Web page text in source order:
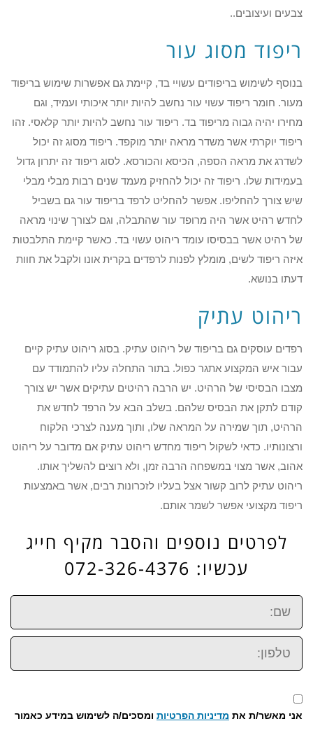
צבעים ועיצובים..
ריפוד מסוג עור
בנוסף לשימוש בריפודים עשויי בד, קיימת גם אפשרות שימוש בריפוד
מעור. חומר ריפוד עשוי עור נחשב להיות יותר איכותי ועמיד, וגם
מחירו יהיה גבוה מריפוד בד. ריפוד עור נחשב להיות יותר קלאסי. זהו
ריפוד יוקרתי אשר משדר מראה יותר מוקפד. ריפוד מסוג זה יכול
לשדרג את מראה הספה, הכיסא והכורסא. לסוג ריפוד זה יתרון גדול
בעמידות שלו. ריפוד זה יכול להחזיק מעמד שנים רבות מבלי מבלי
שיש צורך להחליפו. אפשר להחליט לרפד בריפוד עור גם בשביל
לחדש רהיט אשר היה מרופד עור שהתבלה, וגם לצורך שינוי מראה
של רהיט אשר בבסיסו עומד ריהוט עשוי בד. כאשר קיימת התלבטות
איזה ריפוד לשים, מומלץ לפנות לרפדים בקרית אונו ולקבל את חוות
דעתו בנושא.
ריהוט עתיק
רפדים עוסקים גם בריפוד של ריהוט עתיק. בסוג ריהוט עתיק קיים
עבור איש המקצוע אתגר כפול. בתור התחלה עליו להתמודד עם
מצבו הבסיסי של הרהיט. יש הרבה רהיטים עתיקים אשר יש צורך
קודם לתקן את הבסיס שלהם. בשלב הבא על הרפד לחדש את
הרהיט, תוך שמירה על המראה שלו, ותוך מענה לצרכי הלקוח
ורצונותיו. כדאי לשקול ריפוד מחדש ריהוט עתיק אם מדובר על ריהוט
אהוב, אשר מצוי במשפחה הרבה זמן, ולא רוצים להשליך אותו.
ריהוט עתיק לרוב קשור אצל בעליו לזכרונות רבים, אשר באמצעות
ריפוד מקצועי אפשר לשמר אותם.
לפרטים נוספים והסבר מקיף חייג
עכשיו: 072-326-4376
שם:
טלפון:
אני מאשר/ת את מדיניות הפרטיות ומסכים/ה לשימוש במידע כאמור